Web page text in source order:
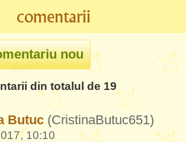
comentarii
din totalul de 19
Butuc (CristinaButuc651)
10:10